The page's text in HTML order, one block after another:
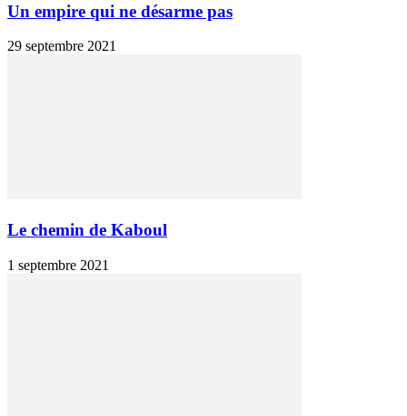
Un empire qui ne désarme pas
29 septembre 2021
Le chemin de Kaboul
1 septembre 2021